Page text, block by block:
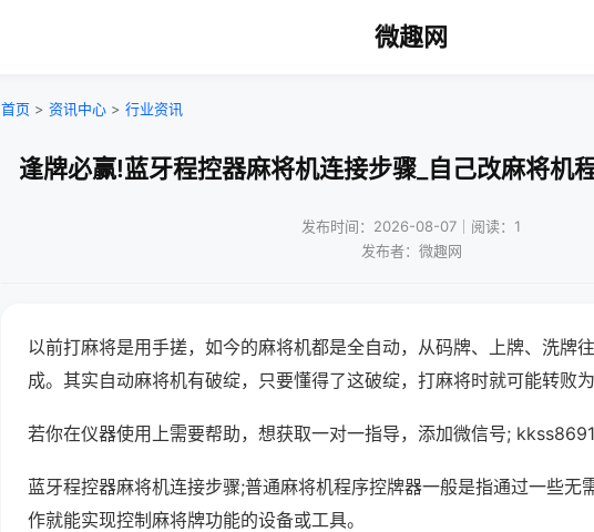
微趣网
首页 > 资讯中心 > 行业资讯
逢牌必赢!蓝牙程控器麻将机连接步骤_自己改麻将机
发布时间：2026-08-07｜阅读：1
发布者：微趣网
以前打麻将是用手搓，如今的麻将机都是全自动，从码牌、上牌、洗牌
成。其实自动麻将机有破绽，只要懂得了这破绽，打麻将时就可能转败为
若你在仪器使用上需要帮助，想获取一对一指导，添加微信号; kkss8691
蓝牙程控器麻将机连接步骤;普通麻将机程序控牌器一般是指通过一些无
作就能实现控制麻将牌功能的设备或工具。